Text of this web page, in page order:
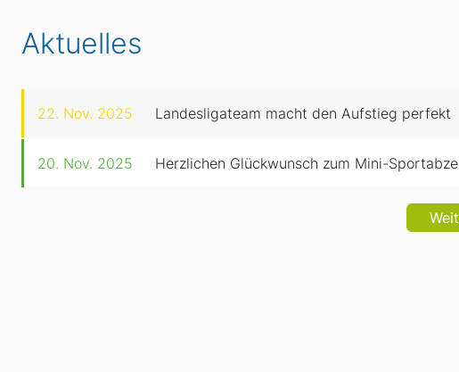
Aktuelles
22. Nov. 2025 Landesligateam macht den Aufstieg perfekt
20. Nov. 2025 Herzlichen Glückwunsch zum Mini-